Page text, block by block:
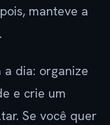
manteve a
a dia: organize
e crie um
Se você quer